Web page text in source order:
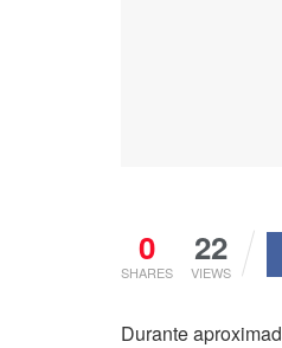
0
SHARES
22
VIEWS
Durante